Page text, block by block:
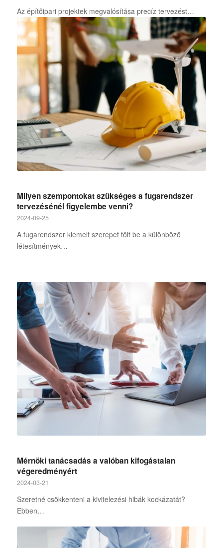
Az építőipari projektek megvalósítása precíz tervezést…
Milyen szempontokat szükséges a fugarendszer
tervezésénél figyelembe venni?
2024-09-25
A fugarendszer kiemelt szerepet tölt be a különböző
létesítmények…
Mérnöki tanácsadás a valóban kifogástalan
végeredményért
2024-03-21
Szeretné csökkenteni a kivitelezési hibák kockázatát?
Ebben…